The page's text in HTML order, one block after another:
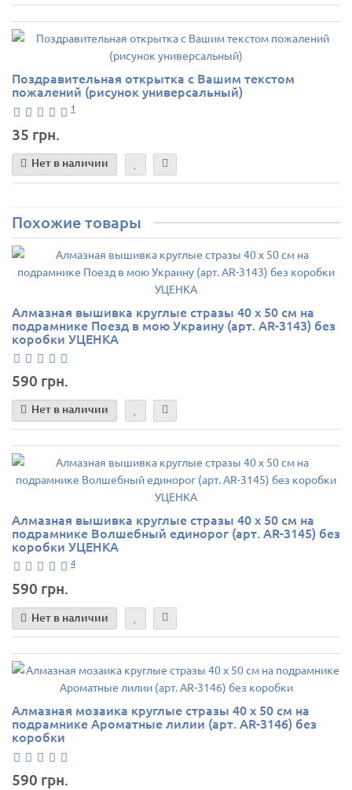
Поздравительная открытка с Вашим текстом
пожалений (рисунок универсальный)
1
35 грн.
Нет в наличии
Похожие товары
Алмазная вышивка круглые стразы 40 х 50 см на
подрамнике Поезд в мою Украину (арт. AR-3143) без
коробки УЦЕНКА
590 грн.
Нет в наличии
Алмазная вышивка круглые стразы 40 х 50 см на
подрамнике Волшебный единорог (арт. AR-3145) без
коробки УЦЕНКА
4
590 грн.
Нет в наличии
Алмазная мозаика круглые стразы 40 х 50 см на
подрамнике Ароматные лилии (арт. AR-3146) без
коробки
590 грн.